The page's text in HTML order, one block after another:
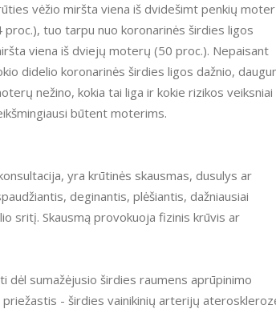
vėžio miršta viena iš dvidešimt penkių
proc.), tuo tarpu nuo koronarinės širdies ligos
viena iš dviejų moterų (50 proc.). Nepaisant
didelio koronarinės širdies ligos dažnio,
nežino, kokia tai liga ir kokie rizikos veiksniai
būtent moterims.
yra krūtinės skausmas, dusulys ar
deginantis, plėšiantis, dažniausiai
sritį. Skausmą provokuoja fizinis krūvis ar
dėl sumažėjusio širdies raumens aprūpinimo
- širdies vainikinių arterijų